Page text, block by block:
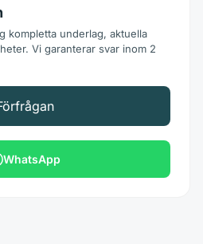
kompletta underlag, aktuella
Vi garanterar svar inom 2
WhatsApp